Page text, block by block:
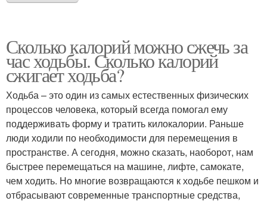
Сколько калорий можно сжечь за
час ходьбы. Сколько калорий
сжигает ходьба?
Ходьба – это один из самых естественных физических
процессов человека, который всегда помогал ему
поддерживать форму и тратить килокалории. Раньше
люди ходили по необходимости для перемещения в
пространстве. А сегодня, можно сказать, наоборот, нам
быстрее перемещаться на машине, лифте, самокате,
чем ходить. Но многие возвращаются к ходьбе пешком и
отбрасывают современные транспортные средства,